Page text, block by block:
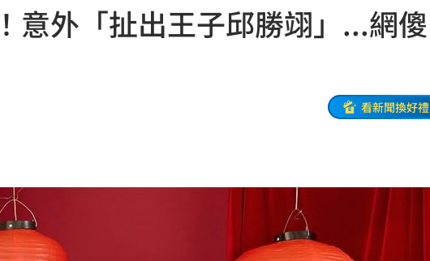
體驗 19:33
異動
戒線
紅毯
幽默
互動 19:11
意外「扯出王子邱勝翊」...網傻
看新聞換好禮